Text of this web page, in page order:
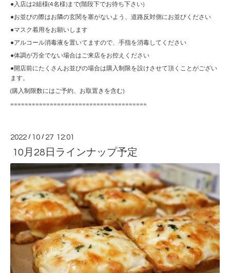
●入店は2組様(4名様)まで(階段下でお待ち下さい)
●お並びの際はお隣の玄関を塞がないよう、道路反対側にお並びください
●マスク着用をお願いします
●アルコール消毒液を置いてますので、手指を消毒してください
●体調が万全でない場合はご来店をお控えください
●開店前にたくさんお並びの場合は購入制限を設けさせて頂くことがござい
ます。
(購入制限数にはご予約、お取置きを含む)
======================================
2022 / 10 / 27 12:01
10月28日ラインナップ予定